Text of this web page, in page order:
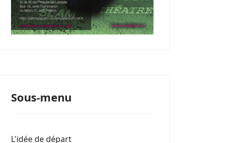
Sous-menu
L'idée de départ